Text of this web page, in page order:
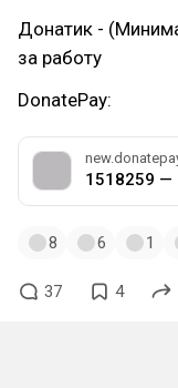
Донатик -
за работу
DonatePay:
1518259 —
8 6 1
37 4